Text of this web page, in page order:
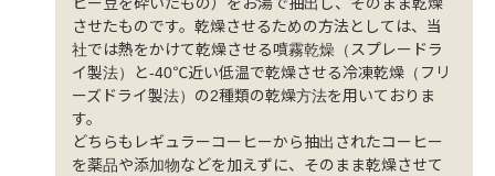
させたものです。乾燥させるための方法としては、当
社では熱をかけて乾燥させる噴霧乾燥（スプレードラ
イ製法）と-40℃近い低温で乾燥させる冷凍乾燥（フリ
ーズドライ製法）の2種類の乾燥方法を用いておりま
す。
どちらもレギュラーコーヒーから抽出されたコーヒー
を薬品や添加物などを加えずに、そのまま乾燥させて